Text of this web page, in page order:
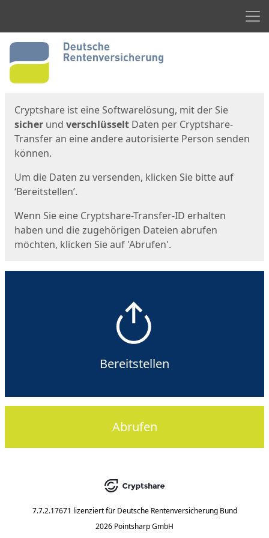
Start
Cryptshare ist eine Softwarelösung, mit der Sie
sicher und verschlüsselt Daten per Cryptshare-
Transfer an eine andere autorisierte Person senden
können.
Um die Daten zu versenden, klicken Sie bitte auf
‘Bereitstellen’.
Wenn Sie eine Cryptshare-Transfer-ID erhalten
haben und die zugehörigen Dateien abrufen
möchten, klicken Sie auf 'Abrufen'.
Bereitstellen
Abrufen
7.7.2.17671 lizenziert für Deutsche Rentenversicherung Bund
2026 Pointsharp GmbH